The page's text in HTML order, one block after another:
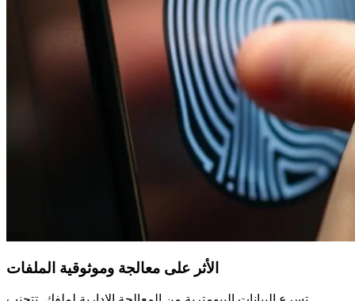
الأثر على معالجة وموثوقية الملفات